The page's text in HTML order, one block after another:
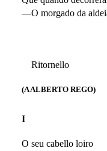
—O morgado da
Ritornello
(A ALBERTO REGO)
I
O seu cabello loiro